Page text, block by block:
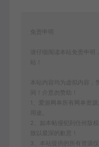
免责申明
请仔细阅读本站免责申
本站内容均为虚拟内容，
间！介意勿赞助！
1、爱游网单所有网单资
2、如本帖侵犯到任何版
致以最深的歉意！
3、本站提供的所有资源